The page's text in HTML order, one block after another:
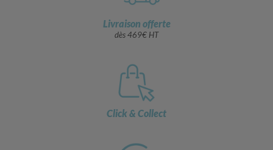
Livraison offerte
dès 469€ HT
Click & Collect